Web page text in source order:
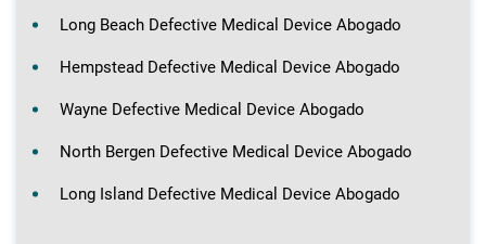
Long Beach Defective Medical Device Abogado
Hempstead Defective Medical Device Abogado
Wayne Defective Medical Device Abogado
North Bergen Defective Medical Device Abogado
Long Island Defective Medical Device Abogado